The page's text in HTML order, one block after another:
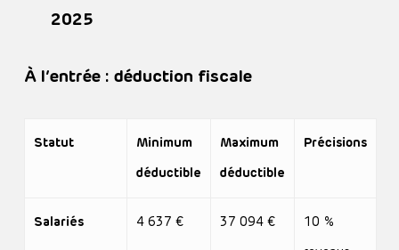
2025
À l’entrée : déduction fiscale
Statut Minimum
déductible
Maximum
déductible
Précisions
Salariés 4 637 € 37 094 € 10 %